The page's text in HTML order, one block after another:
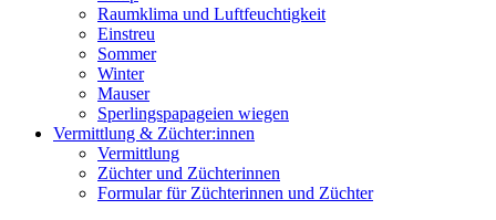
Raumklima und Luftfeuchtigkeit
Einstreu
Sommer
Winter
Mauser
Sperlingspapageien wiegen
Vermittlung & Züchter:innen
Vermittlung
Züchter und Züchterinnen
Formular für Züchterinnen und Züchter